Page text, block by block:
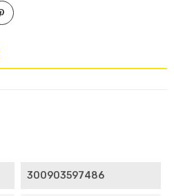
300903597486